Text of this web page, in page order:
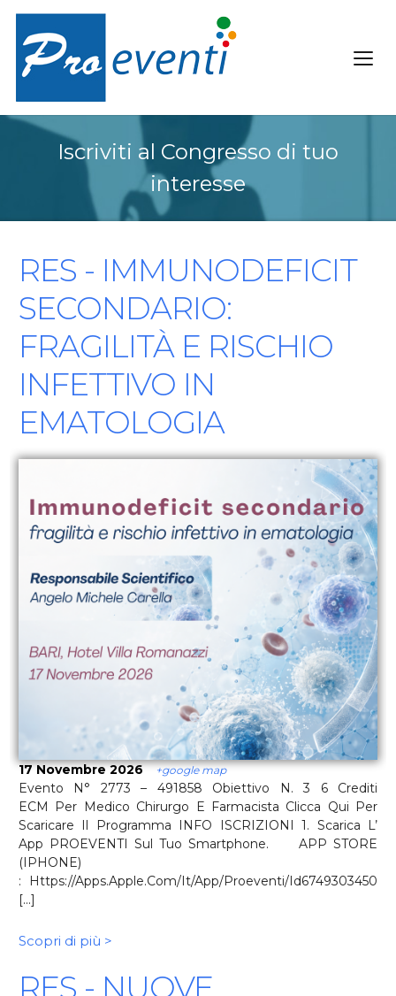
Iscriviti al Congresso di tuo
interesse
RES - IMMUNODEFICIT
SECONDARIO:
FRAGILITÀ E RISCHIO
INFETTIVO IN
EMATOLOGIA
17 Novembre 2026 +google map
Evento N° 2773 – 491858 Obiettivo N. 3 6 Crediti
ECM Per Medico Chirurgo E Farmacista Clicca Qui Per
Scaricare Il Programma INFO ISCRIZIONI 1. Scarica L’
App PROEVENTI Sul Tuo Smartphone. APP STORE
(IPHONE)
: Https://apps.apple.com/it/app/proeventi/id6749303450
[...]
Scopri di più >
RES - NUOVE